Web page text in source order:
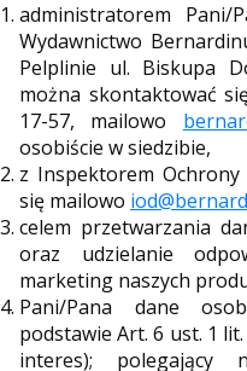
administratorem Pani/
Wydawnictwo
Pelplinie ul. Biskupa
można skontaktować
17-57, mailowo
osobiście w siedzibie,
z Inspektorem
się mailowo
celem przetwarzania
oraz udzielanie
marketing naszych
Pani/Pana dane
podstawie Art. 6 ust. 1
interes); polegający